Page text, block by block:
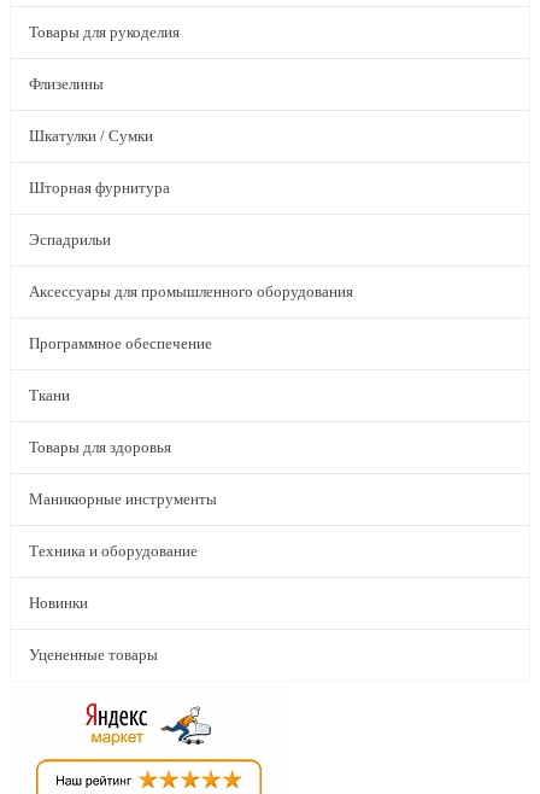
Товары для рукоделия
Флизелины
Шкатулки / Сумки
Шторная фурнитура
Эспадрильи
Аксессуары для промышленного оборудования
Программное обеспечение
Ткани
Товары для здоровья
Маникюрные инструменты
Техника и оборудование
Новинки
Уцененные товары